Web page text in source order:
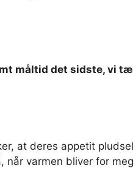
måltid det sidste, vi
at deres appetit
når varmen bliver for